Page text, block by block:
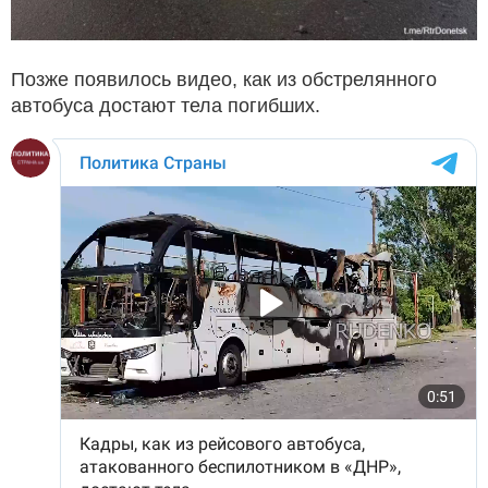
Позже появилось видео, как из обстрелянного
автобуса достают тела погибших.